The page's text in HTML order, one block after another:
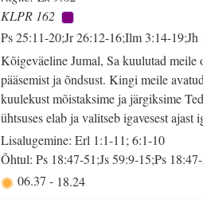
KLPR 162
Ps 25:11-20;Jr 26:12-16;Ilm 3:14-19;Jh
Kõigeväeline Jumal, Sa kuulutad meile
pääsemist ja õndsust. Kingi meile
kuulekust mõistaksime ja järgiksime
ühtsuses elab ja valitseb igavesest ajast
Lisalugemine: Erl 1:1-11; 6:1-10
Õhtul: Ps 18:47-51;Js 59:9-15;Ps
06.37 - 18.24